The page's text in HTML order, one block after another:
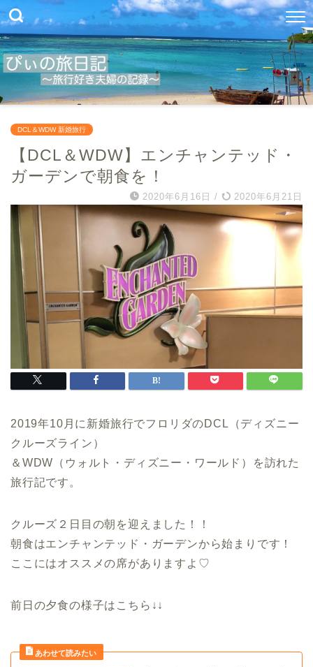
DCL＆WDW 新婚旅行
【DCL＆WDW】エンチャンテッド・
ガーデンで朝食を！
2020年6月16日 / 2020年6月21日
2019年10月に新婚旅行でフロリダのDCL（ディズニー
クルーズライン）
＆WDW（ウォルト・ディズニー・ワールド）を訪れた
旅行記です。
クルーズ２日目の朝を迎えました！！
朝食はエンチャンテッド・ガーデンから始まりです！
ここにはオススメの席がありますよ♡
前日の夕食の様子はこちら↓↓